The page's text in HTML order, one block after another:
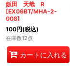
飯田 天哉 R
[EX06BT/MHA-2-
008]
100円(税込)
在庫数12点
カートに入れる